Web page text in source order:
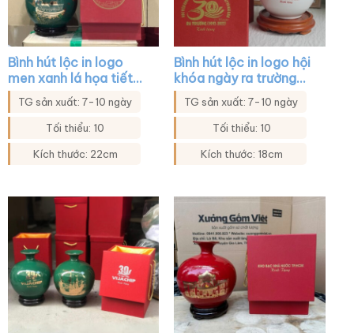
Bình hút lộc in logo
men xanh lá họa tiết
thuyền buồm XG-
BHL29
TG sản xuất: 7-10 ngày
Tối thiểu: 10
Kích thước: 22cm
Bình hút lộc in logo hội
khóa ngày ra trường
màu trắng XG-BHL11
TG sản xuất: 7-10 ngày
Tối thiểu: 10
Kích thước: 18cm